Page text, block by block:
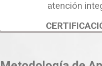
atención